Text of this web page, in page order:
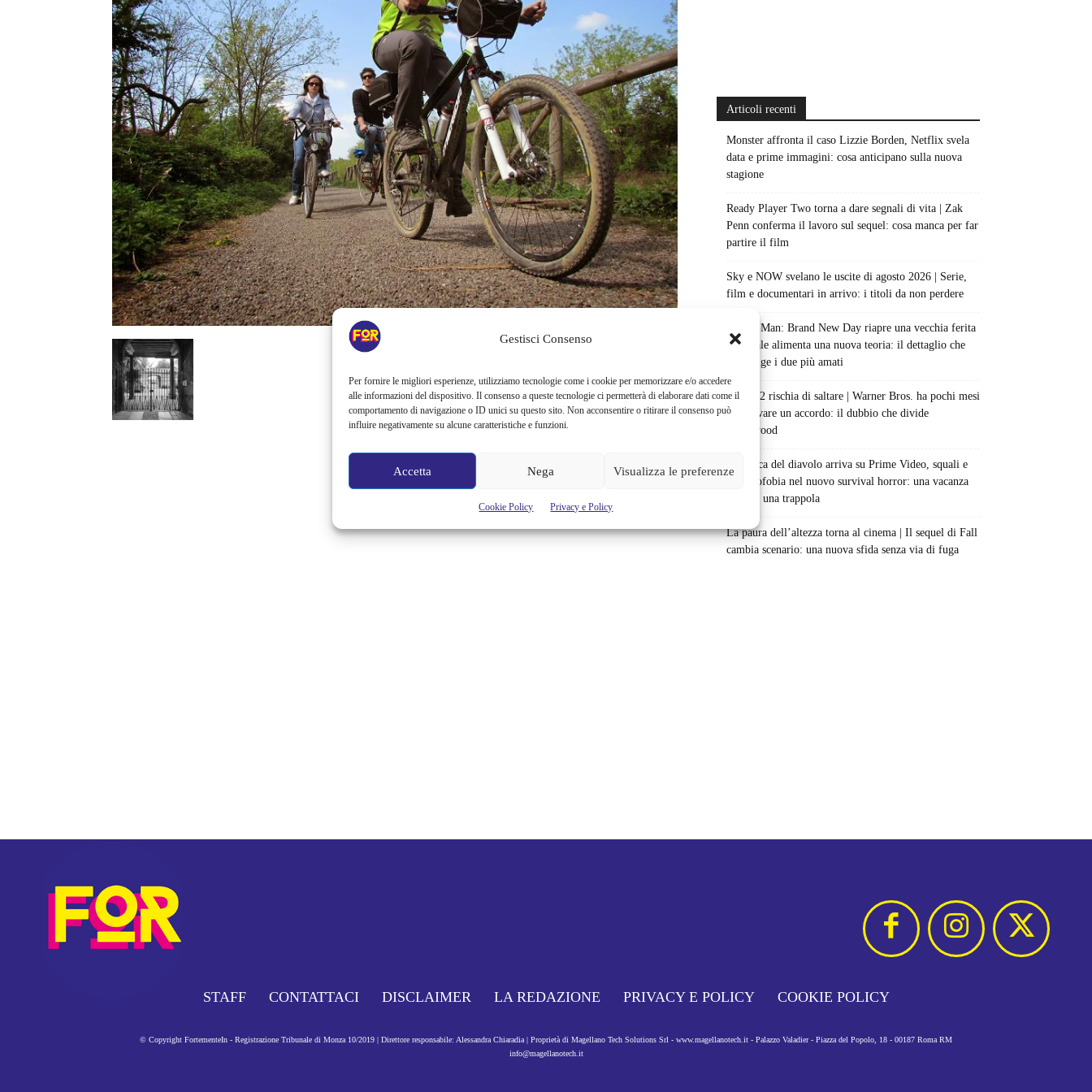
Gestisci Consenso
Per fornire le migliori esperienze, utilizziamo tecnologie come i cookie per memorizzare e/o accedere
alle informazioni del dispositivo. Il consenso a queste tecnologie ci permetterà di elaborare dati come il
comportamento di navigazione o ID unici su questo sito. Non acconsentire o ritirare il consenso può
influire negativamente su alcune caratteristiche e funzioni.
Accetta Nega Visualizza le preferenze
Cookie Policy Privacy e Policy
Articoli recenti
Monster affronta il caso Lizzie Borden, Netflix svela
data e prime immagini: cosa anticipano sulla nuova
stagione
Ready Player Two torna a dare segnali di vita | Zak
Penn conferma il lavoro sul sequel: cosa manca per far
partire il film
Sky e NOW svelano le uscite di agosto 2026 | Serie,
film e documentari in arrivo: i titoli da non perdere
Spider-Man: Brand New Day riapre una vecchia ferita
| Il finale alimenta una nuova teoria: il dettaglio che
coinvolge i due più amati
Barbie 2 rischia di saltare | Warner Bros. ha pochi mesi
per trovare un accordo: il dubbio che divide
Hollywood
La bocca del diavolo arriva su Prime Video, squali e
claustrofobia nel nuovo survival horror: una vacanza
diventa una trappola
La paura dell’altezza torna al cinema | Il sequel di Fall
cambia scenario: una nuova sfida senza via di fuga
STAFF CONTATTACI DISCLAIMER LA REDAZIONE PRIVACY E POLICY COOKIE POLICY
© Copyright FortementeIn - Registrazione Tribunale di Monza 10/2019 | Direttore responsabile: Alessandra Chiaradia | Proprietà di Magellano Tech Solutions Srl - www.magellanotech.it - Palazzo Valadier - Piazza del Popolo, 18 - 00187 Roma RM
info@magellanotech.it